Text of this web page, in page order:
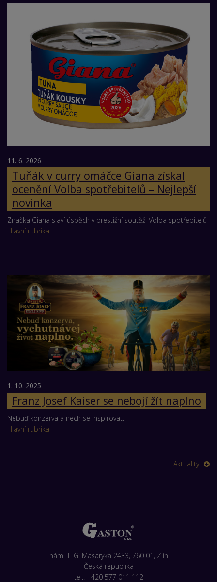
11. 6. 2026
Tuňák v curry omáčce Giana získal
ocenění Volba spotřebitelů – Nejlepší
novinka
Značka Giana slaví úspěch v prestižní soutěži Volba spotřebitelů
Hlavní rubrika
1. 10. 2025
Franz Josef Kaiser se nebojí žít naplno
Nebuď konzerva a nech se inspirovat.
Hlavní rubrika
Aktuality
nám. T. G. Masaryka 2433, 760 01, Zlín
Česká republika
tel.: +420 577 011 112